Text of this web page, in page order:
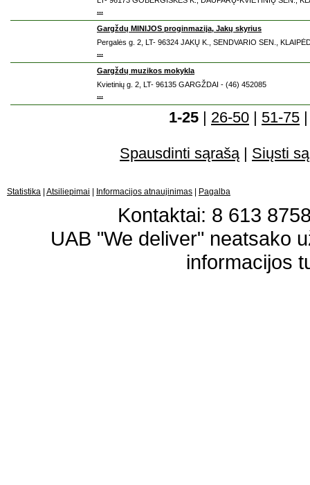
...
Gargždų MINIJOS proginmazija, Jakų skyrius
Pergalės g. 2, LT- 96324 JAKŲ K., SENDVARIO SEN.,
...
Gargždų muzikos mokykla
Kvietinių g. 2, LT- 96135 GARGŽDAI - (46) 452085
...
1-25 | 26-50 | 51-75
Spausdinti sąrašą| Siųsti
Statistika Atsiliepimai Informacijos atnaujinimas Pagalba
Kontaktai: 8 613
UAB "We deliver" neatsako
informacijos